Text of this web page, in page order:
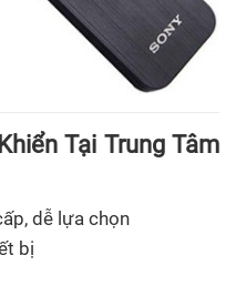
Tại Trung Tâm
dễ lựa chọn
bị